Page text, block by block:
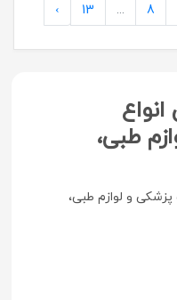
8
...
13
›
طبی،
و لوازم طبی،